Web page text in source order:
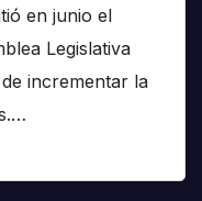
en junio el
Legislativa
incrementar la